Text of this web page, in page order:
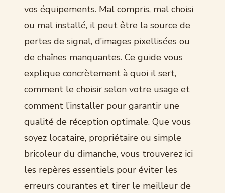
vos équipements. Mal compris, mal choisi
ou mal installé, il peut être la source de
pertes de signal, d’images pixellisées ou
de chaînes manquantes. Ce guide vous
explique concrètement à quoi il sert,
comment le choisir selon votre usage et
comment l’installer pour garantir une
qualité de réception optimale. Que vous
soyez locataire, propriétaire ou simple
bricoleur du dimanche, vous trouverez ici
les repères essentiels pour éviter les
erreurs courantes et tirer le meilleur de